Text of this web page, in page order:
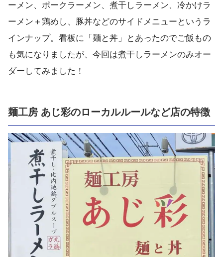
ーメン、ポークラーメン、煮干しラーメン、冷かけラ
ーメン＋鶏めし、豚丼などのサイドメニューというラ
インナップ。看板に「麺と丼」とあったのでご飯もの
も気になりましたが、今回は煮干しラーメンのみオー
ダーしてみました！
麺工房 あじ彩のローカルルールなど店の特徴